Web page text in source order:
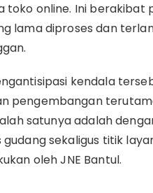
toko online. Ini berakibat
lama diproses dan
kendala
pengembangan
satunya adalah
gudang sekaligus titik
oleh JNE Bantul.